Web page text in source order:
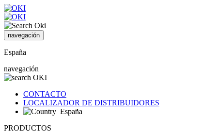
navegación
España
navegación
CONTACTO
LOCALIZADOR DE DISTRIBUIDORES
España
PRODUCTOS